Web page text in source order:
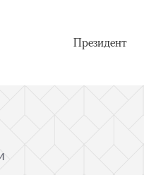
Президент